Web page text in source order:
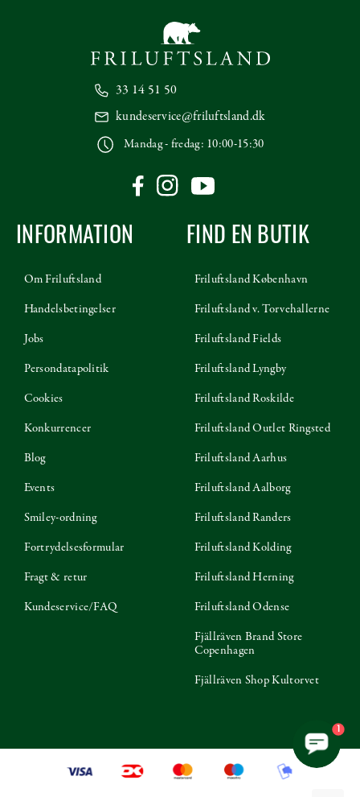
33 14 51 50
kundeservice@friluftsland.dk
Mandag - fredag: 10:00-15:30
INFORMATION
Om Friluftsland
Handelsbetingelser
Jobs
Persondatapolitik
Cookies
Konkurrencer
Blog
Events
Smiley-ordning
Fortrydelsesformular
Fragt & retur
Kundeservice/FAQ
FIND EN BUTIK
Friluftsland København
Friluftsland v. Torvehallerne
Friluftsland Fields
Friluftsland Lyngby
Friluftsland Roskilde
Friluftsland Outlet Ringsted
Friluftsland Aarhus
Friluftsland Aalborg
Friluftsland Randers
Friluftsland Kolding
Friluftsland Herning
Friluftsland Odense
Fjällräven Brand Store
Copenhagen
Fjällräven Shop Kultorvet
1